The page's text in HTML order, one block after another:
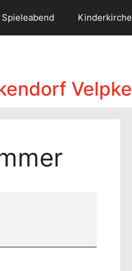
Spieleabend Kinderkirche
Velpke